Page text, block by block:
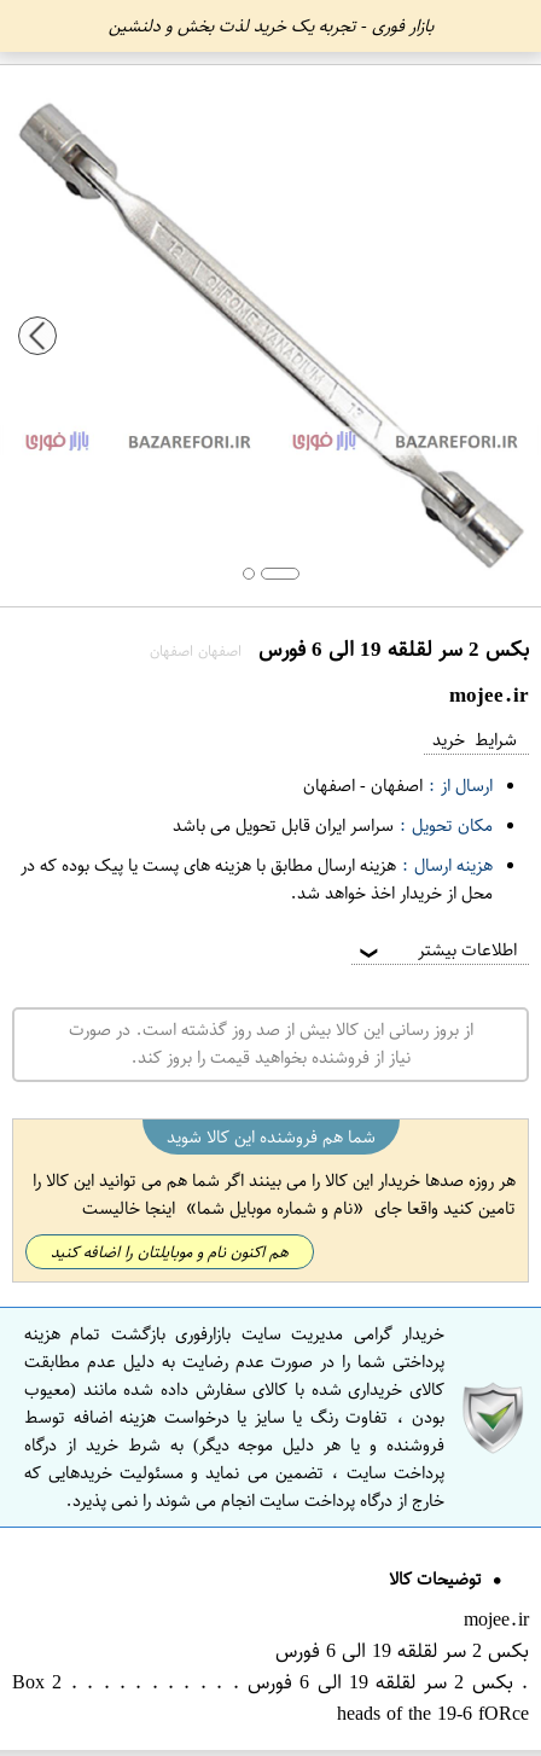
بازار فوری - تجربه یک خرید لذت بخش و دلنشین
بکس 2 سر لقلقه 19 الی 6 فورس اصفهان اصفهان
mojee.ir
شرایط خرید
ارسال از : اصفهان-اصفهان
مکان تحویل : سراسر ایران قابل تحویل می باشد
هزینه ارسال : هزینه ارسال مطابق با هزینه های پست یا پیک بوده که در
محل از خریدار اخذ خواهد شد.
اطلاعات بیشتر ❯
از بروز رسانی این کالا بیش از صد روز گذشته است. در صورت
نیاز از فروشنده بخواهید قیمت را بروز کند.
شما هم فروشنده این کالا شوید
هر روزه صدها خریدار این کالا را می بینند اگر شما هم می توانید این کالا را
تامین کنید واقعا جای
نام و شماره موبایل شما اینجا خالیست
هم اکنون نام و موبایلتان را اضافه کنید
خریدار گرامی مدیریت سایت بازارفوری بازگشت تمام هزینه
پرداختی شما را در صورت عدم رضایت به دلیل عدم مطابقت
کالای خریداری شده با کالای سفارش داده شده مانند (معیوب
بودن ، تفاوت رنگ یا سایز یا درخواست هزینه اضافه توسط
فروشنده و یا هر دلیل موجه دیگر) به شرط خرید از درگاه
پرداخت سایت ، تضمین می نماید و مسئولیت خریدهایی که
خارج از درگاه پرداخت سایت انجام می شوند را نمی پذیرد.
توضیحات کالا
mojee.ir
بکس 2 سر لقلقه 19 الی 6 فورس
. بکس 2 سر لقلقه 19 الی 6 فورس . . . . . . . . . . . Box 2
heads of the 19-6 fO​Rce